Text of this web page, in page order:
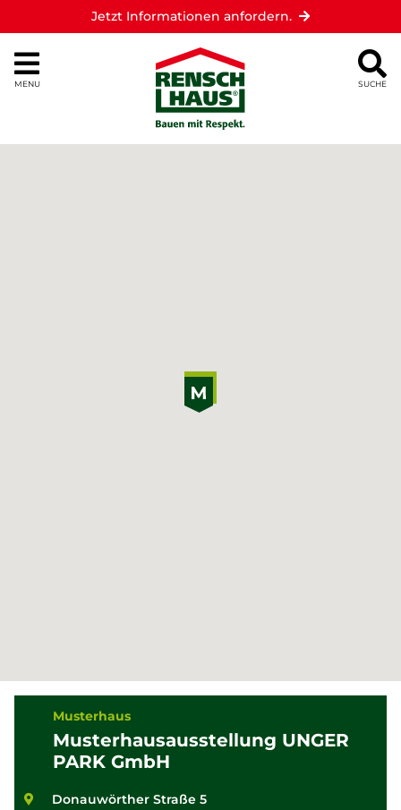
Jetzt Informationen anfordern.
MENU SUCHE
Musterhaus
Musterhausausstellung UNGER
PARK GmbH
Donauwörther Straße 5